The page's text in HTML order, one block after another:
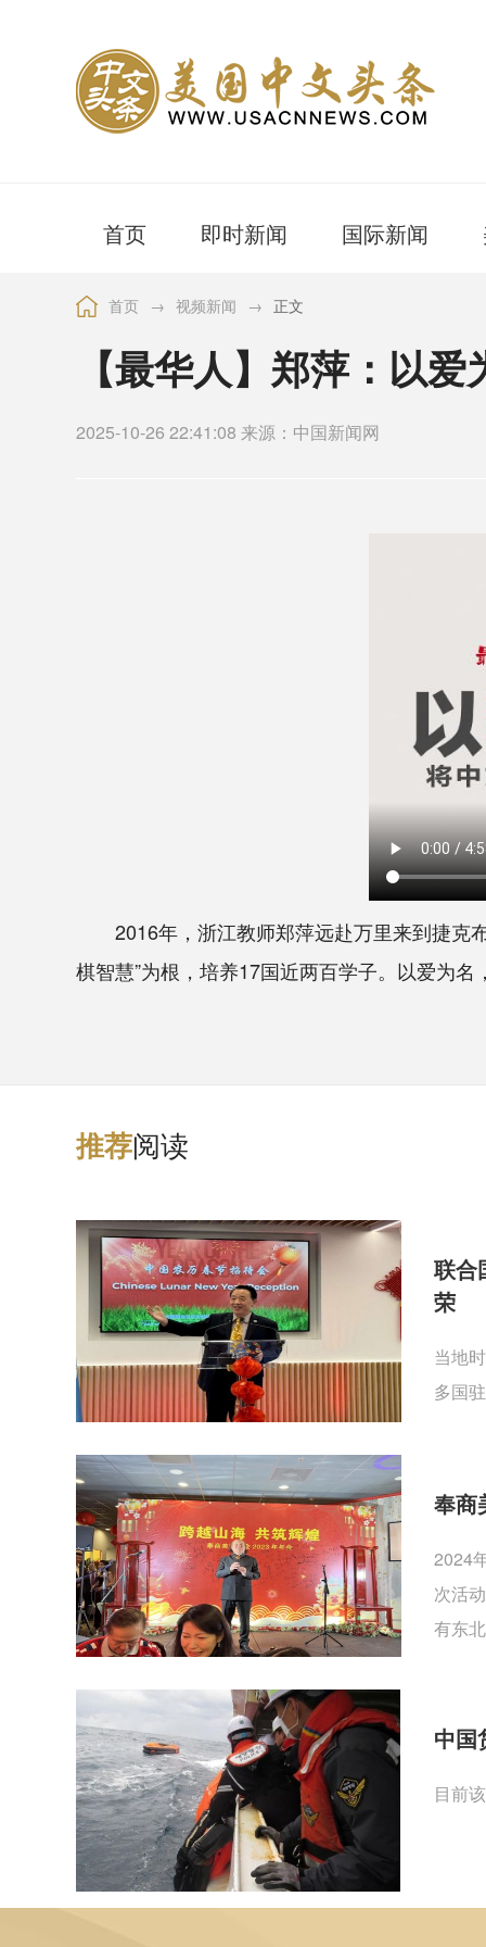
首页 即时新闻 国际新闻
首页 → 视频新闻 → 正文
【最华人】郑萍：以
2025-10-26 22:41:08 来源：中国新闻网
2016年，浙江教师郑萍远赴万里来到捷克
棋智慧”为根，培养17国近两百学子。以爱为
推荐阅读
联合
荣
当地
多国
奉商
2024
次活
有东
中国
目前